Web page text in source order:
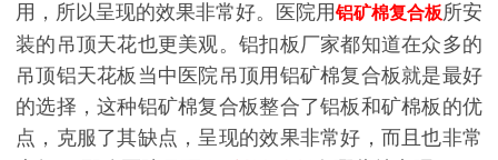
用，所以呈现的效果非常好。医院用铝矿棉复合板所安
装的吊顶天花也更美观。铝扣板厂家都知道在众多的
吊顶铝天花板当中医院吊顶用铝矿棉复合板就是最好
的选择，这种铝矿棉复合板整合了铝板和矿棉板的优
点，克服了其缺点，呈现的效果非常好，而且也非常